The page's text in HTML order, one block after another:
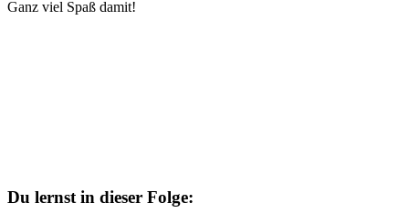
Ganz viel Spaß damit!
Du lernst in dieser Folge: